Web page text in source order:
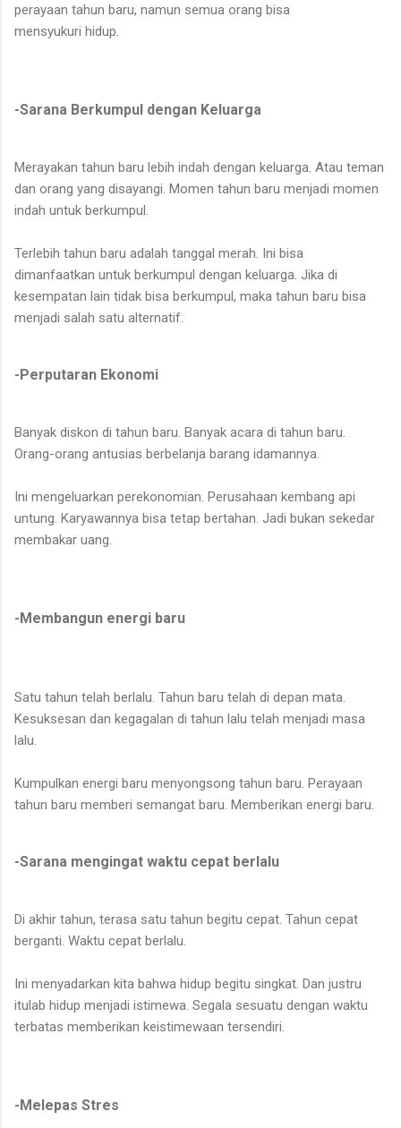
perayaan tahun baru, namun semua orang bisa
mensyukuri hidup.
-Sarana Berkumpul dengan Keluarga
Merayakan tahun baru lebih indah dengan keluarga. Atau teman
dan orang yang disayangi. Momen tahun baru menjadi momen
indah untuk berkumpul.
Terlebih tahun baru adalah tanggal merah. Ini bisa
dimanfaatkan untuk berkumpul dengan keluarga. Jika di
kesempatan lain tidak bisa berkumpul, maka tahun baru bisa
menjadi salah satu alternatif.
-Perputaran Ekonomi
Banyak diskon di tahun baru. Banyak acara di tahun baru.
Orang-orang antusias berbelanja barang idamannya.
Ini mengeluarkan perekonomian. Perusahaan kembang api
untung. Karyawannya bisa tetap bertahan. Jadi bukan sekedar
membakar uang.
-Membangun energi baru
Satu tahun telah berlalu. Tahun baru telah di depan mata.
Kesuksesan dan kegagalan di tahun lalu telah menjadi masa
lalu.
Kumpulkan energi baru menyongsong tahun baru. Perayaan
tahun baru memberi semangat baru. Memberikan energi baru.
-Sarana mengingat waktu cepat berlalu
Di akhir tahun, terasa satu tahun begitu cepat. Tahun cepat
berganti. Waktu cepat berlalu.
Ini menyadarkan kita bahwa hidup begitu singkat. Dan justru
itulab hidup menjadi istimewa. Segala sesuatu dengan waktu
terbatas memberikan keistimewaan tersendiri.
-Melepas Stres